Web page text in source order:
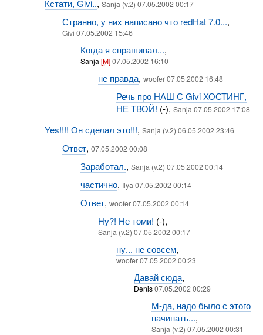
Кстати, Givi.., Sanja (v.2) 07.05.2002 00:17
Странно, у них написано что redHat 7.0...,
Givi 07.05.2002 15:46
Когда я спрашивал...,
Sanja [M]07.05.2002 16:10
не правда,woofer 07.05.2002 16:48
Речь про НАШ С Givi ХОСТИНГ,
НЕ ТВОЙ! (-), Sanja 07.05.2002 17:08
Yes!!!! Он сделал это!!!, Sanja (v.2) 06.05.2002 23:46
Ответ,07.05.2002 00:08
Заработал., Sanja (v.2) 07.05.2002 00:14
частично, Ilya 07.05.2002 00:14
Ответ, woofer 07.05.2002 00:14
Ну?! Не томи! (-),
Sanja (v.2) 07.05.2002 00:17
ну... не совсем,
woofer 07.05.2002 00:23
Давай сюда,
Denis07.05.2002 00:29
М-да, надо было с этого
начинать...,
Sanja (v.2) 07.05.2002 00:31